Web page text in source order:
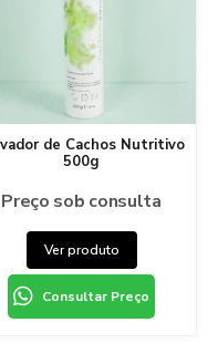
de Cachos Nutritivo
500g
Preço sob consulta
Ver produto
Consultar Preço